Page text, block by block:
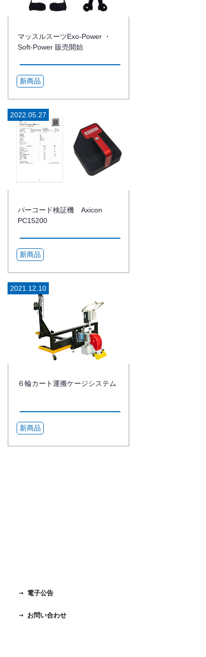
マッスルスーツExo-Power ・
Soft-Power 販売開始
新商品
2022.05.27
バーコード検証機 Axicon
PC15200
新商品
2021.12.10
６輪カート運搬ケージシステム
新商品
電子公告
お問い合わせ